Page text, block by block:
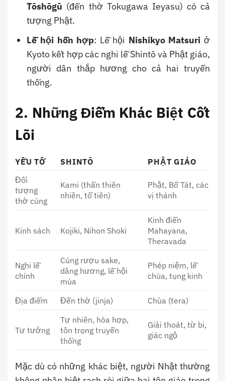
Tōshōgū (đền thờ Tokugawa Ieyasu) có cả
tượng Phật.
Lễ hội hỗn hợp: Lễ hội Nishikyo Matsuri ở
Kyoto kết hợp các nghi lễ Shintō và Phật giáo,
người dân thắp hương cho cả hai truyền
thống.
2. Những Điểm Khác Biệt Cốt
Lõi
YẾU TỐ SHINTŌ
PHẬT GIÁO
Đối
tượng
thờ cúng
Kami (thần thiên
nhiên, tổ tiên)
Phật, Bồ Tát, các
vị thánh
Kinh sách Kojiki, Nihon Shoki
Kinh điển
Mahayana,
Theravada
Nghi lễ
chính
Cúng rượu sake,
dâng hương, lễ hội
mùa
Phép niệm, lễ
chùa, tụng kinh
Địa điểm Đền thờ (jinja) Chùa (tera)
Tư tưởng
Tự nhiên, hòa hợp,
tôn trọng truyền
thống
Giải thoát, từ bi,
giác ngộ
Mặc dù có những khác biệt, người Nhật thường